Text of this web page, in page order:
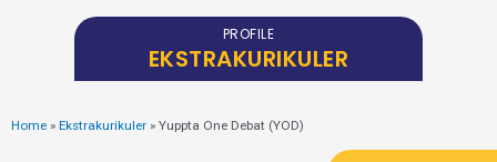
PROFILE
EKSTRAKURIKULER
Home » Ekstrakurikuler » Yuppta One Debat (YOD)